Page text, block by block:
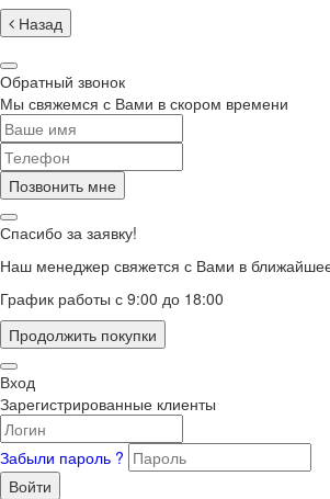
Назад
Обратный звонок
Мы свяжемся с Вами в скором времени
Позвонить мне
Спасибо за заявку!
Наш менеджер свяжется с Вами в
График работы с 9:00 до 18:00
Продолжить покупки
Вход
Зарегистрированные клиенты
Забыли пароль ?
Войти